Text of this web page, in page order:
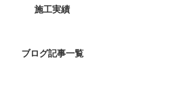
施工実績
ブログ記事一覧